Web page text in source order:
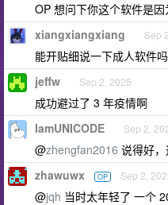
OP 想问下你这个软件是因
xiangxiangxiang Sep
能开贴细说一下成人软件吗
jeffw Sep 2, 2025
成功避过了 3 年疫情啊
IamUNICODE Sep 2,
@zhengfan2016 说得好
zhawuwx OP Sep 2,
@jqh 当时太年轻了 一个